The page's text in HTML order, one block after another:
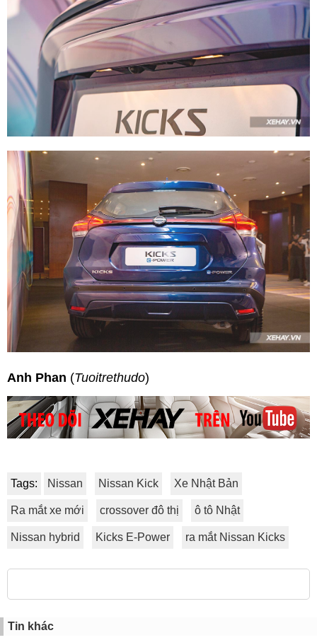
Anh Phan (Tuoitrethudo)
Tags: Nissan Nissan Kick Xe Nhật Bản
Ra mắt xe mới crossover đô thị ô tô Nhật
Nissan hybrid Kicks E-Power ra mắt Nissan Kicks
Tin khác